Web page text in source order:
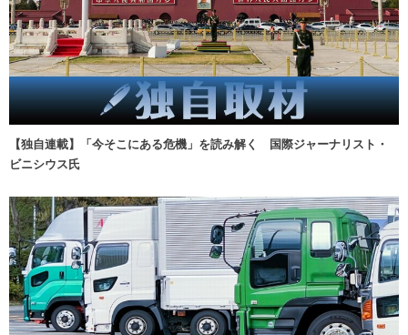
【独自連載】「今そこにある危機」を読み解く 国際ジャーナリスト・
ビニシウス氏